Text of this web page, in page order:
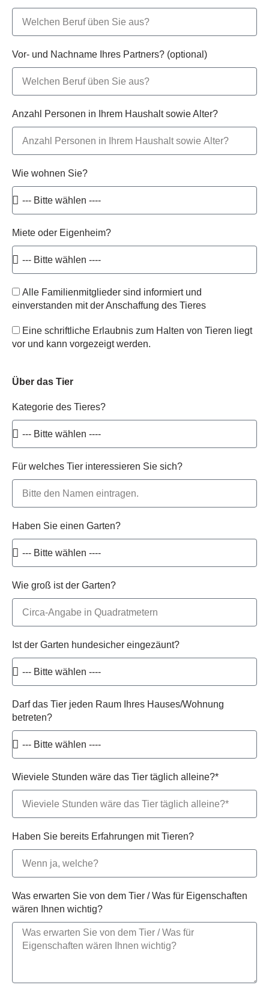
Vor- und Nachname Ihres Partners? (optional)
Anzahl Personen in Ihrem Haushalt sowie Alter?
Wie wohnen Sie?
Miete oder Eigenheim?
Alle Familienmitglieder sind informiert und
einverstanden mit der Anschaffung des Tieres
Eine schriftliche Erlaubnis zum Halten von Tieren liegt
vor und kann vorgezeigt werden.
Über das Tier
Kategorie des Tieres?
Für welches Tier interessieren Sie sich?
Haben Sie einen Garten?
Wie groß ist der Garten?
Ist der Garten hundesicher eingezäunt?
Darf das Tier jeden Raum Ihres Hauses/Wohnung
betreten?
Wieviele Stunden wäre das Tier täglich alleine?*
Haben Sie bereits Erfahrungen mit Tieren?
Was erwarten Sie von dem Tier / Was für Eigenschaften
wären Ihnen wichtig?